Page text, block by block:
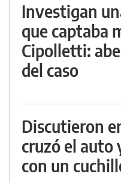
Investigan
que captaba
Cipolletti:
del caso
Discutieron
cruzó el auto
con un